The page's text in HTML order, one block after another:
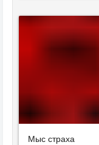
Мыс страха